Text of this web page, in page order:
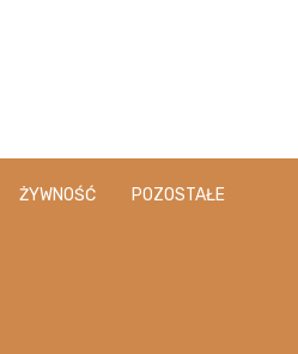
ŻYWNOŚĆ POZOSTAŁE